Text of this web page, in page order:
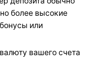
более высокие
или
вашего счета